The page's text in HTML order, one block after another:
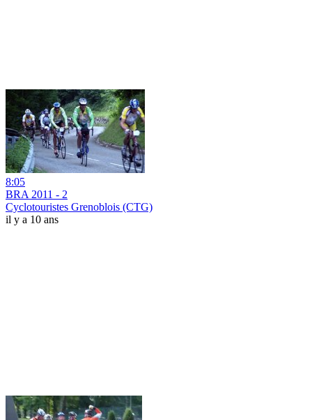
8:05
BRA 2011 - 2
Cyclotouristes Grenoblois (CTG)
il y a 10 ans